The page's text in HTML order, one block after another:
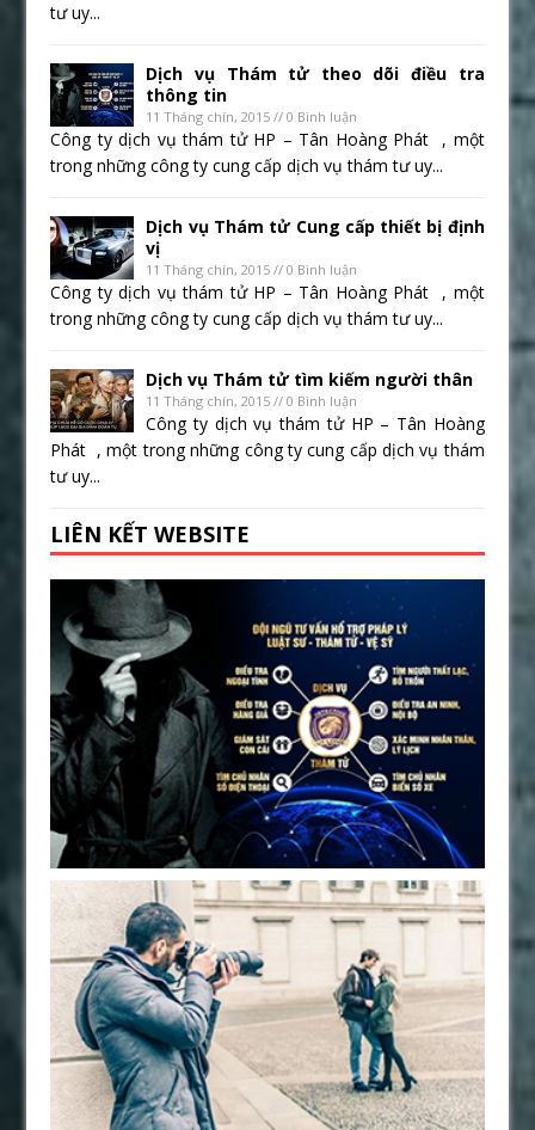
tư uy...
Dịch vụ Thám tử theo dõi điều tra
thông tin
11 Tháng chín, 2015 // 0 Bình luận
Công ty dịch vụ thám tử HP – Tân Hoàng Phát , một
trong những công ty cung cấp dịch vụ thám tư uy...
Dịch vụ Thám tử Cung cấp thiết bị định
vị
11 Tháng chín, 2015 // 0 Bình luận
Công ty dịch vụ thám tử HP – Tân Hoàng Phát , một
trong những công ty cung cấp dịch vụ thám tư uy...
Dịch vụ Thám tử tìm kiếm người thân
11 Tháng chín, 2015 // 0 Bình luận
Công ty dịch vụ thám tử HP – Tân Hoàng
Phát , một trong những công ty cung cấp dịch vụ thám
tư uy...
LIÊN KẾT WEBSITE